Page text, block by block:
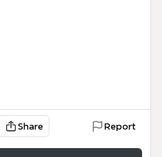
Share Report